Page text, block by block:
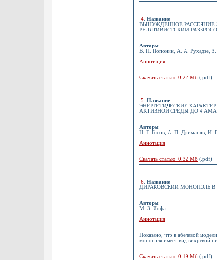
4 Название
ВЫНУЖДЕННОЕ РАССЕЯНИЕ
РЕЛЯТИВИСТСКИМ
Авторы
В. П. Попонин, А. А. Рухадзе, З.
Аннотация
Скачать статью 0.22 Мб (.pdf)
5
Название
ЭНЕРГЕТИЧЕСКИЕ
АКТИВНОЙ СРЕДЫ ДО 4
Авторы
Н. Г. Басов, А. П. Дриманов, И.
Аннотация
Скачать статью 0.32 Мб (.pdf)
6 Название
ДИРАКОВСКИЙ МОНОПОЛЬ В
Авторы
М. З. Иофа
Аннотация
Показано, что в абелевой
монополя имеет вид вихревой
Скачать статью 0.19 Мб (.pdf)